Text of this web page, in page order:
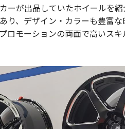
ーが出品していたホイールを
り、デザイン・カラーも豊富
ロモーションの両面で高いス